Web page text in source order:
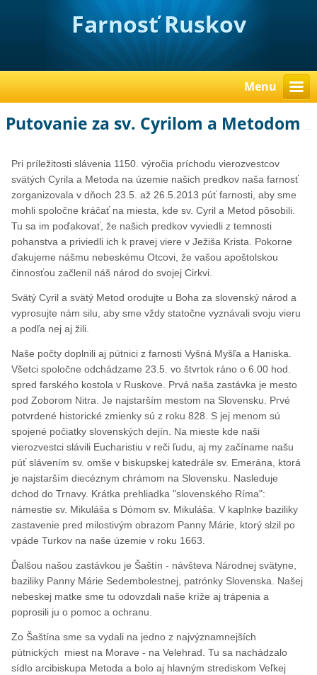
Farnosť Ruskov
Menu
Putovanie za sv. Cyrilom a Metodom
Pri príležitosti slávenia 1150. výročia príchodu vierozvestcov
svätých Cyrila a Metoda na územie našich predkov naša farnosť
zorganizovala v dňoch 23.5. až 26.5.2013 púť farnosti, aby sme
mohli spoločne kráčať na miesta, kde sv. Cyril a Metod pôsobili.
Tu sa im poďakovať, že našich predkov vyviedli z temnosti
pohanstva a priviedli ich k pravej viere v Ježiša Krista. Pokorne
ďakujeme nášmu nebeskému Otcovi, že vašou apoštolskou
činnosťou začlenil náš národ do svojej Cirkvi.
Svätý Cyril a svätý Metod orodujte u Boha za slovenský národ a
vyprosujte nám silu, aby sme vždy statočne vyznávali svoju vieru
a podľa nej aj žili.
Naše počty doplnili aj pútnici z farnosti Vyšná Myšľa a Haniska.
Všetci spoločne odchádzame 23.5. vo štvrtok ráno o 6.00 hod.
spred farského kostola v Ruskove. Prvá naša zastávka je mesto
pod Zoborom Nitra. Je najstarším mestom na Slovensku. Prvé
potvrdené historické zmienky sú z roku 828. S jej menom sú
spojené počiatky slovenských dejín. Na mieste kde naši
vierozvestci slávili Eucharistiu v reči ľudu, aj my začíname našu
púť slávením sv. omše v biskupskej katedrále sv. Emerána, ktorá
je najstarším diecéznym chrámom na Slovensku. Nasleduje
dchod do Trnavy. Krátka prehliadka "slovenského Ríma":
námestie sv. Mikuláša s Dómom sv. Mikuláša. V kaplnke baziliky
zastavenie pred milostivým obrazom Panny Márie, ktorý slzil po
vpáde Turkov na naše územie v roku 1663.
Ďalšou našou zastávkou je Šaštín - návšteva Národnej svätyne,
baziliky Panny Márie Sedembolestnej, patrónky Slovenska. Našej
nebeskej matke sme tu odovzdali naše kríže aj trápenia a
poprosili ju o pomoc a ochranu.
Zo Šaštína sme sa vydali na jedno z najvýznamnejších
pútnických miest na Morave - na Velehrad. Tu sa nachádzalo
sídlo arcibiskupa Metoda a bolo aj hlavným strediskom Veľkej